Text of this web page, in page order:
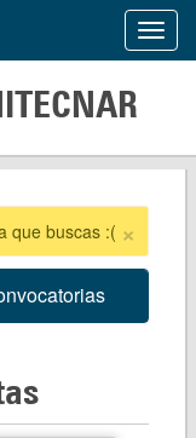
Menu
×
que buscas :(